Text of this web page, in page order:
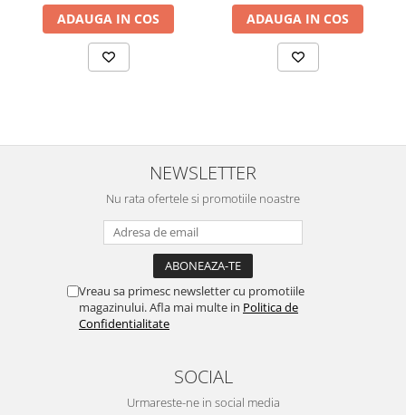
ADAUGA IN COS ADAUGA IN COS
NEWSLETTER
Nu rata ofertele si promotiile noastre
Vreau sa primesc newsletter cu promotiile
magazinului. Afla mai multe in Politica de
Confidentialitate
SOCIAL
Urmareste-ne in social media